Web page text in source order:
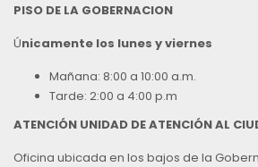
PISO DE LA GOBERNACION
Únicamente los lunes y viernes
Mañana: 8:00 a 10:00 a.m.
Tarde: 2:00 a 4:00 p.m
ATENCIÓN UNIDAD DE ATENCIÓN AL
Oficina ubicada en los bajos de la